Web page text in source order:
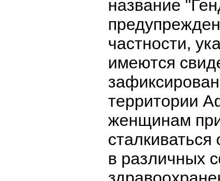
название
частности,
имеются
территории
женщинам
в различных